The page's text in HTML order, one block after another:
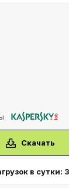
Скачать
в сутки: 3